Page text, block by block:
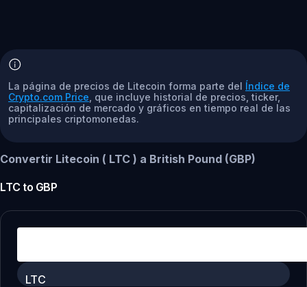
La página de precios de Litecoin forma parte del Índice de
Crypto.com Price , que incluye historial de precios, ticker,
capitalización de mercado y gráficos en tiempo real de las
principales criptomonedas.
Convertir Litecoin ( LTC ) a British Pound (GBP)
LTC to GBP
LTC